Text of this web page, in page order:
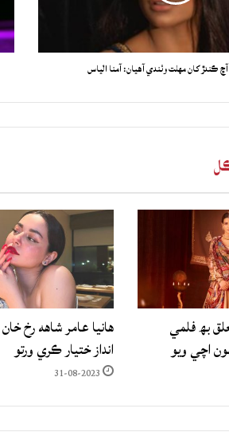
ڪندڙ کان مهلت وٺندي آهيان: آمنا الياس
بھ فلمي
اچي ويو
هانيا عامر شاهه رخ
انداز ختيار ڪري ورتو
31-08-2023